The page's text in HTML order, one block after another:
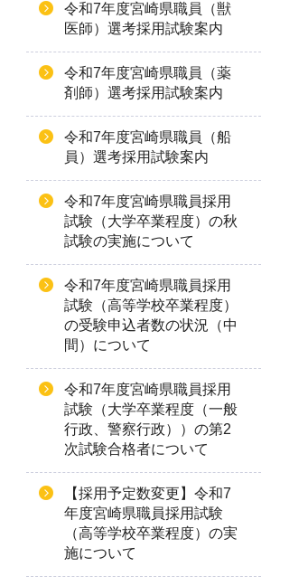
令和7年度宮崎県職員（獣
医師）選考採用試験案内
令和7年度宮崎県職員（薬
剤師）選考採用試験案内
令和7年度宮崎県職員（船
員）選考採用試験案内
令和7年度宮崎県職員採用
試験（大学卒業程度）の秋
試験の実施について
令和7年度宮崎県職員採用
試験（高等学校卒業程度）
の受験申込者数の状況（中
間）について
令和7年度宮崎県職員採用
試験（大学卒業程度（一般
行政、警察行政））の第2
次試験合格者について
【採用予定数変更】令和7
年度宮崎県職員採用試験
（高等学校卒業程度）の実
施について